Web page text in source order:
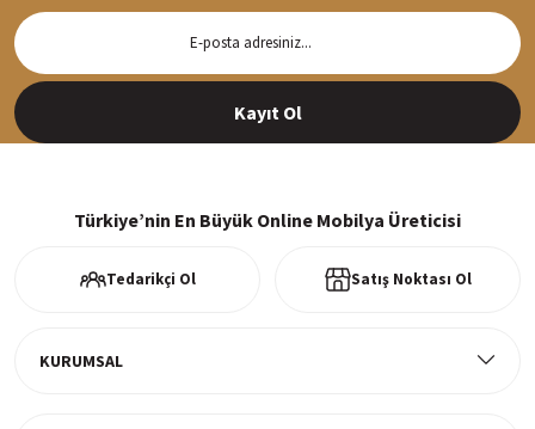
Siparişleriniz en kısa sürede hazırlanarak kargoya verilir
Kayıt Ol
Türkiye’nin En Büyük Online Mobilya Üreticisi
Tedarikçi Ol Satış Noktası Ol
KURUMSAL